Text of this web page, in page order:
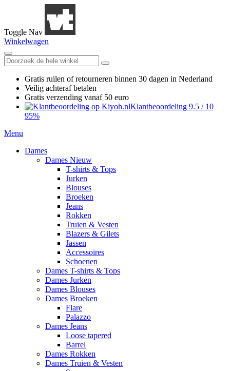
Toggle Nav
Winkelwagen
Gratis ruilen of retourneren binnen 30 dagen in Nederland
Veilig achteraf betalen
Gratis verzending vanaf 50 euro
Klantbeoordeling 9.5 / 10
95%
Menu
Dames
Dames Nieuw
T-shirts & Tops
Jurken
Blouses
Broeken
Jeans
Rokken
Truien & Vesten
Blazers & Gilets
Jassen
Accessoires
Schoenen
Dames T-shirts & Tops
Dames Jurken
Dames Blouses
Dames Broeken
Flare
Palazzo
Dames Jeans
Loose tapered
Barrel
Dames Rokken
Dames Truien & Vesten